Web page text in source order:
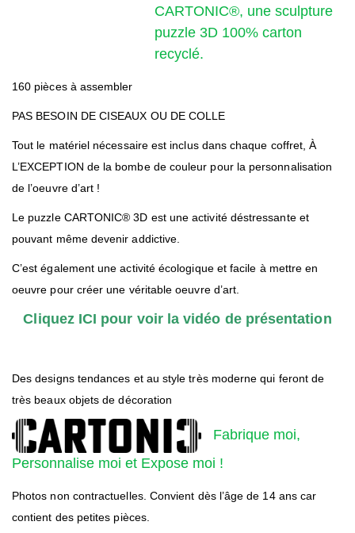
CARTONIC®, une sculpture
puzzle 3D 100% carton
recyclé.
160 pièces à assembler
PAS BESOIN DE CISEAUX OU DE COLLE
Tout le matériel nécessaire est inclus dans chaque coffret, À
L’EXCEPTION de la bombe de couleur pour la personnalisation
de l’oeuvre d’art !
Le puzzle CARTONIC® 3D est une activité déstressante et
pouvant même devenir addictive.
C’est également une activité écologique et facile à mettre en
oeuvre pour créer une véritable oeuvre d’art.
Cliquez ICI pour voir la vidéo de présentation
Des designs tendances et au style très moderne qui feront de
très beaux objets de décoration
Fabrique moi,
Personnalise moi et Expose moi !
Photos non contractuelles. Convient dès l’âge de 14 ans car
contient des petites pièces.